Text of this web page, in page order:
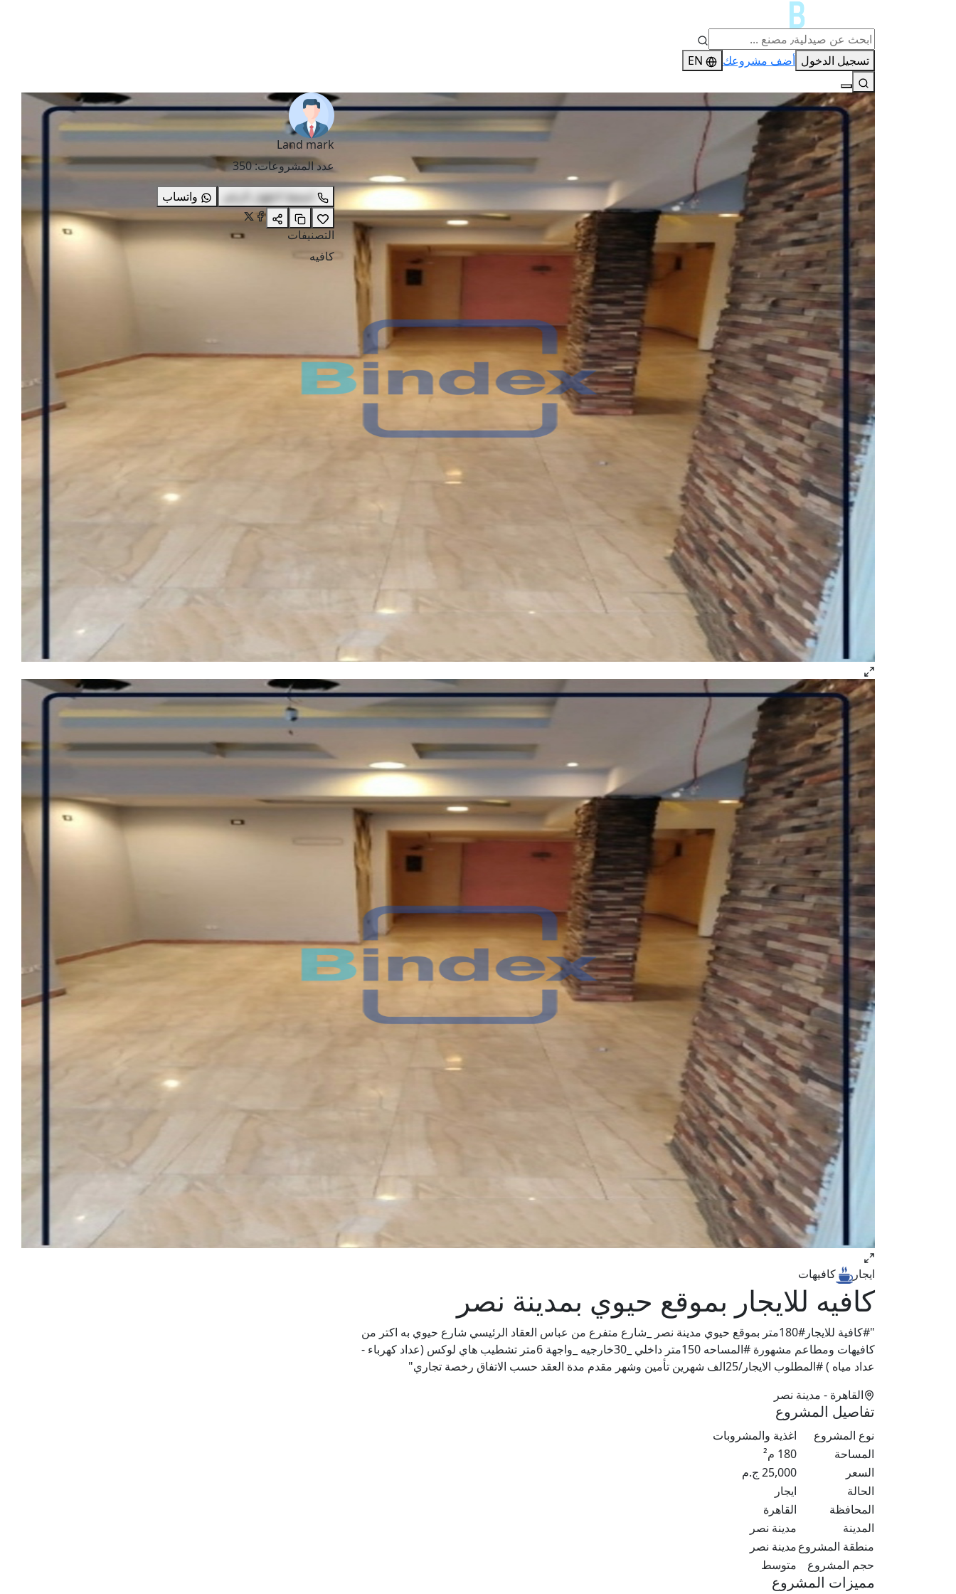
تسجيل الدخول أضف مشروعك EN
ايجار كافيهات
كافيه للايجار بموقع حيوي بمدينة نصر
"#كافية للايجار#180متر بموقع حيوي مدينة نصر _شارع متفرع من عباس العقاد الرئيسي شارع حيوي به اكتر من
كافيهات ومطاعم مشهورة #المساحه 150متر داخلي _30خارجيه _واجهة 6متر تشطيب هاي لوكس (عداد كهرباء -
عداد مياه ) #المطلوب الايجار/25الف شهرين تأمين وشهر مقدم مدة العقد حسب الاتفاق رخصة تجاري"
القاهرة - مدينة نصر
تفاصيل المشروع
نوع المشروع
اغذية والمشروبات
المساحة
180 م²
السعر
25,000 ج.م
الحالة
ايجار
المحافظة
القاهرة
المدينة
مدينة نصر
منطقة المشروعمدينة نصر
حجم المشروع
متوسط
مميزات المشروع
Land mark
عدد المشروعات:
350
اضغط لاظهار الرقم
واتساب
التصنيفات
كافيه